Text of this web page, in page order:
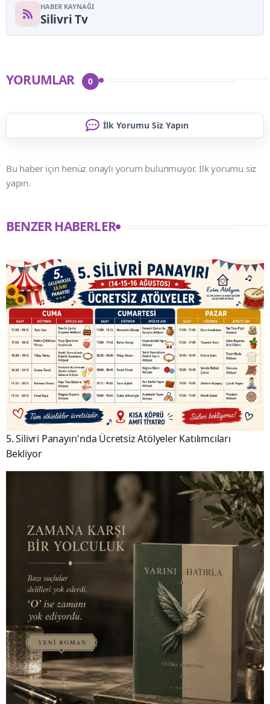
HABER KAYNAĞI
Silivri Tv
YORUMLAR 0
İlk Yorumu Siz Yapın
Bu haber için henüz onaylı yorum bulunmuyor. İlk yorumu siz
yapın.
BENZER HABERLER
5. Silivri Panayırı'nda Ücretsiz Atölyeler Katılımcıları
Bekliyor